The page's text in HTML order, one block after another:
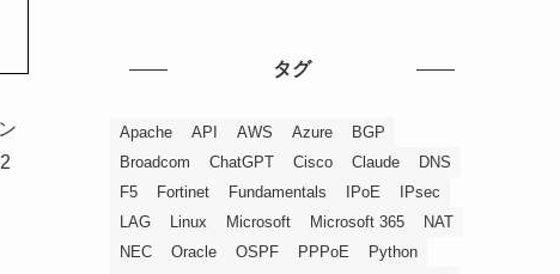
タグ
Apache API AWS Azure
BGP
Broadcom
ChatGPT Cisco Claude
DNS
F5
Fortinet Fundamentals IPoE
IPsec
LAG
Linux Microsoft Microsoft 365
NAT
NEC
Oracle OSPF PPPoE
Python